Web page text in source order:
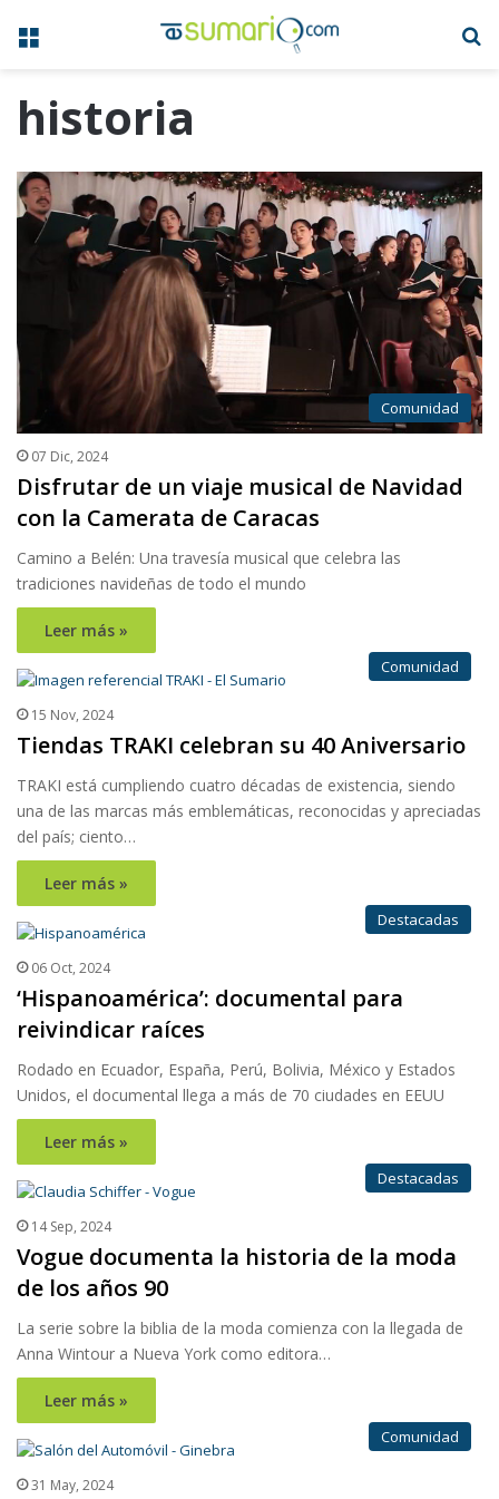
Menú
historia
Comunidad
07 Dic, 2024
Disfrutar de un viaje musical de Navidad
con la Camerata de Caracas
Camino a Belén: Una travesía musical que celebra las
tradiciones navideñas de todo el mundo
Leer más »
Comunidad
15 Nov, 2024
Tiendas TRAKI celebran su 40 Aniversario
TRAKI está cumpliendo cuatro décadas de existencia, siendo
una de las marcas más emblemáticas, reconocidas y apreciadas
del país; ciento…
Leer más »
Destacadas
06 Oct, 2024
‘Hispanoamérica’: documental para
reivindicar raíces
Rodado en Ecuador, España, Perú, Bolivia, México y Estados
Unidos, el documental llega a más de 70 ciudades en EEUU
Leer más »
Destacadas
14 Sep, 2024
Vogue documenta la historia de la moda
de los años 90
La serie sobre la biblia de la moda comienza con la llegada de
Anna Wintour a Nueva York como editora…
Leer más »
Comunidad
31 May, 2024